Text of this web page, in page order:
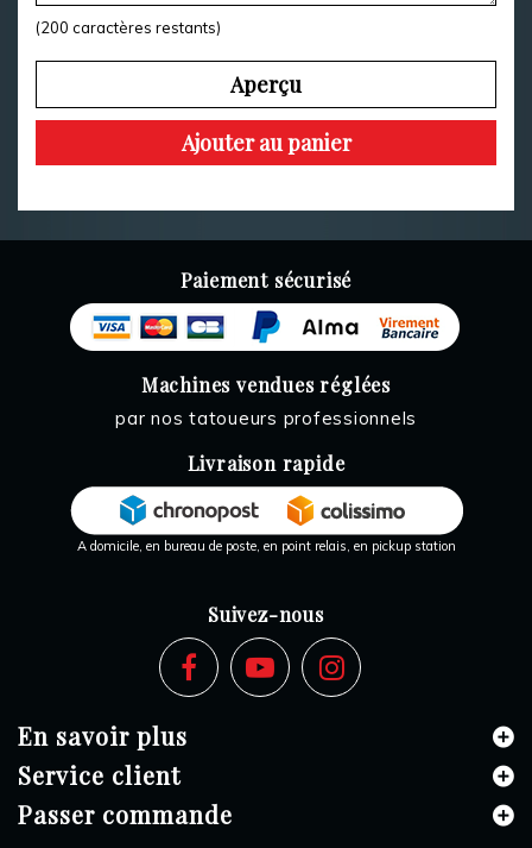
(200 caractères restants)
Aperçu
Ajouter au panier
Paiement sécurisé
Machines vendues réglées
par nos tatoueurs professionnels
Livraison rapide
A domicile, en bureau de poste, en point relais, en pickup station
Suivez-nous
En savoir plus
Service client
Passer commande